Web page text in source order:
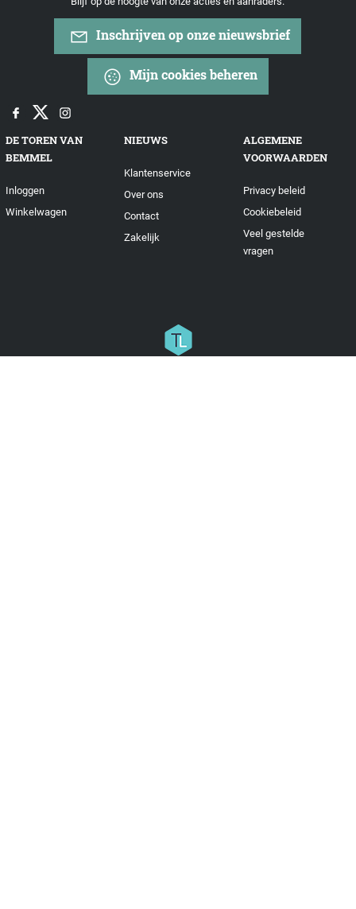
Inschrijven op onze nieuwsbrief
Mijn cookies beheren
DE TOREN VAN
BEMMEL
Inloggen
Winkelwagen
NIEUWS
Klantenservice
Over ons
Contact
Zakelijk
ALGEMENE
VOORWAARDEN
Privacy beleid
Cookiebeleid
Veel gestelde
vragen